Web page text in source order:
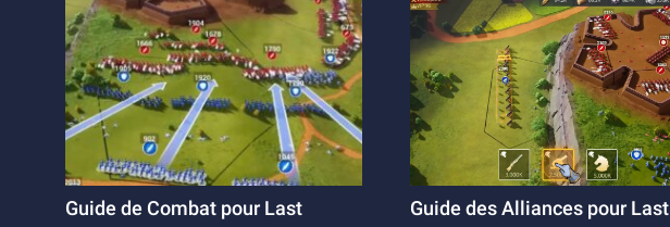
Guide de Combat pour Last
Guide des Alliances pour Last